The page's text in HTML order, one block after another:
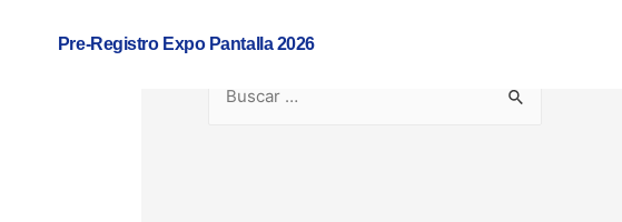
Pre-Registro Expo Pantalla 2026